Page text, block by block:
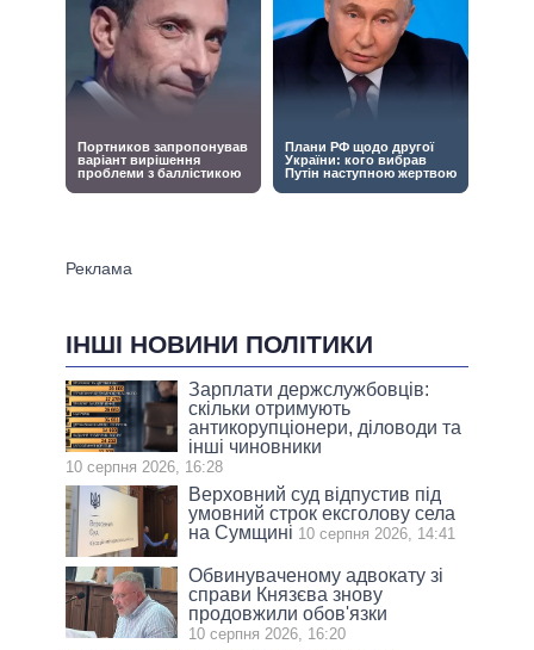
ІНШІ НОВИНИ ПОЛІТИКИ
Зарплати держслужбовців:
скільки отримують
антикорупціонери, діловоди та
інші чиновники
10 серпня 2026, 16:28
Верховний суд відпустив під
умовний строк ексголову села
на Сумщині 10 серпня 2026, 14:41
Обвинуваченому адвокату зі
справи Князєва знову
продовжили обов'язки
10 серпня 2026, 16:20